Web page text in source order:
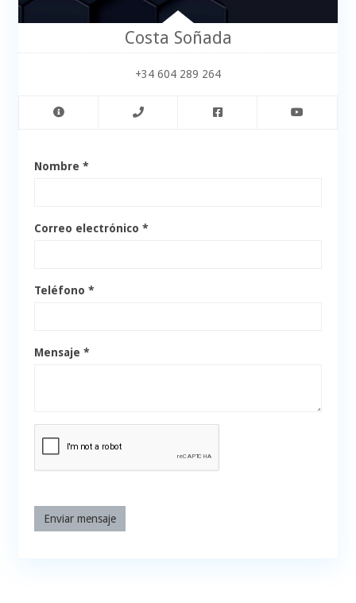
Costa Soñada
+34 604 289 264
Nombre *
Correo electrónico *
Teléfono *
Mensaje *
Enviar mensaje